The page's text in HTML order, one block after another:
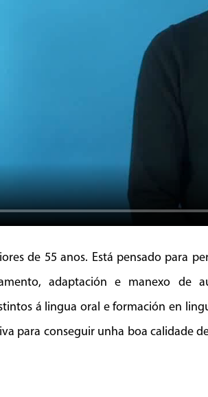
de 55 anos. Está pensado para
adaptación e manexo de
á lingua oral e formación en
para conseguir unha boa calidade